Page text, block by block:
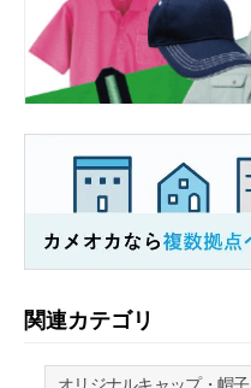
関連カテゴリ
オリジナルキャップ・帽子